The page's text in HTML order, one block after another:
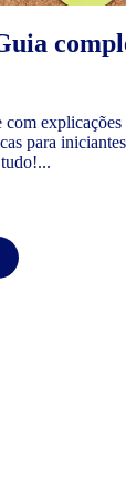
explicações
para